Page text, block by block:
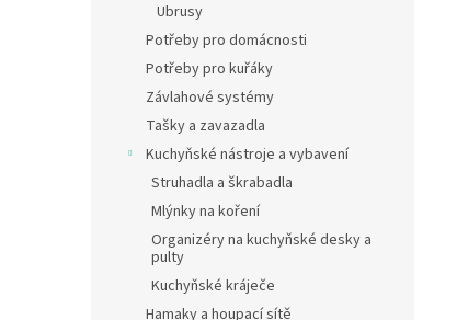
Ubrusy
Potřeby pro domácnosti
Potřeby pro kuřáky
Závlahové systémy
Tašky a zavazadla
Kuchyňské nástroje a vybavení
Struhadla a škrabadla
Mlýnky na koření
Organizéry na kuchyňské desky a
pulty
Kuchyňské kráječe
Hamaky a houpací sítě